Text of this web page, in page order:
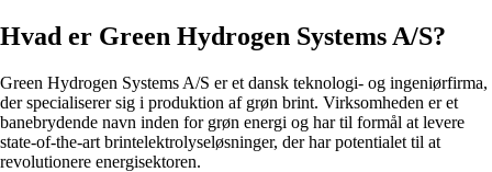
Hvad er Green Hydrogen Systems A/S?
Green Hydrogen Systems A/S er et dansk teknologi- og ingeniørfirma,
der specialiserer sig i produktion af grøn brint. Virksomheden er et
banebrydende navn inden for grøn energi og har til formål at levere
state-of-the-art brintelektrolyseløsninger, der har potentialet til at
revolutionere energisektoren.